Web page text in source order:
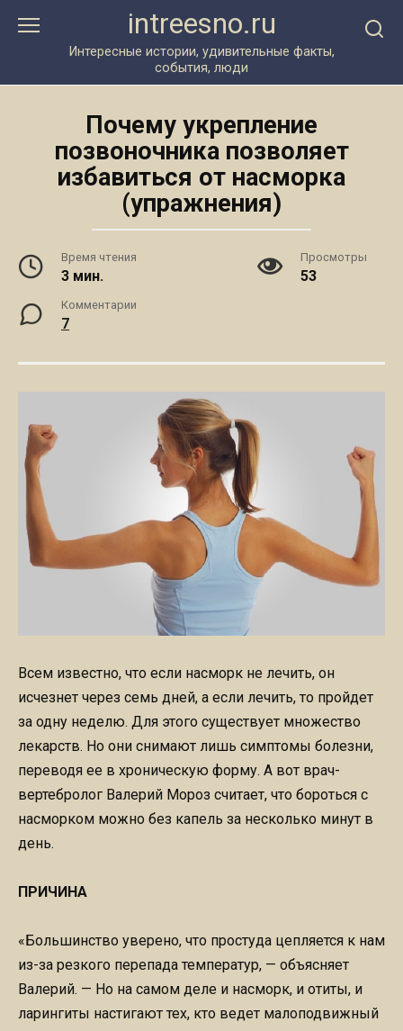
intreesno.ru
Интересные истории, удивительные факты,
события, люди
Почему укрепление
позвоночника позволяет
избавиться от насморка
(упражнения)
Время чтения
3 мин.
Просмотры
53
Комментарии
7
Всем известно, что если насморк не лечить, он
исчезнет через семь дней, а если лечить, то пройдет
за одну неделю. Для этого существует множество
лекарств. Но они снимают лишь симптомы болезни,
переводя ее в хроническую форму. А вот врач-
вертебролог Валерий Мороз считает, что бороться с
насморком можно без капель за несколько минут в
день.
ПРИЧИНА
«Большинство уверено, что простуда цепляется к нам
из-за резкого перепада температур, — объясняет
Валерий. — Но на самом деле и насморк, и отиты, и
ларингиты настигают тех, кто ведет малоподвижный